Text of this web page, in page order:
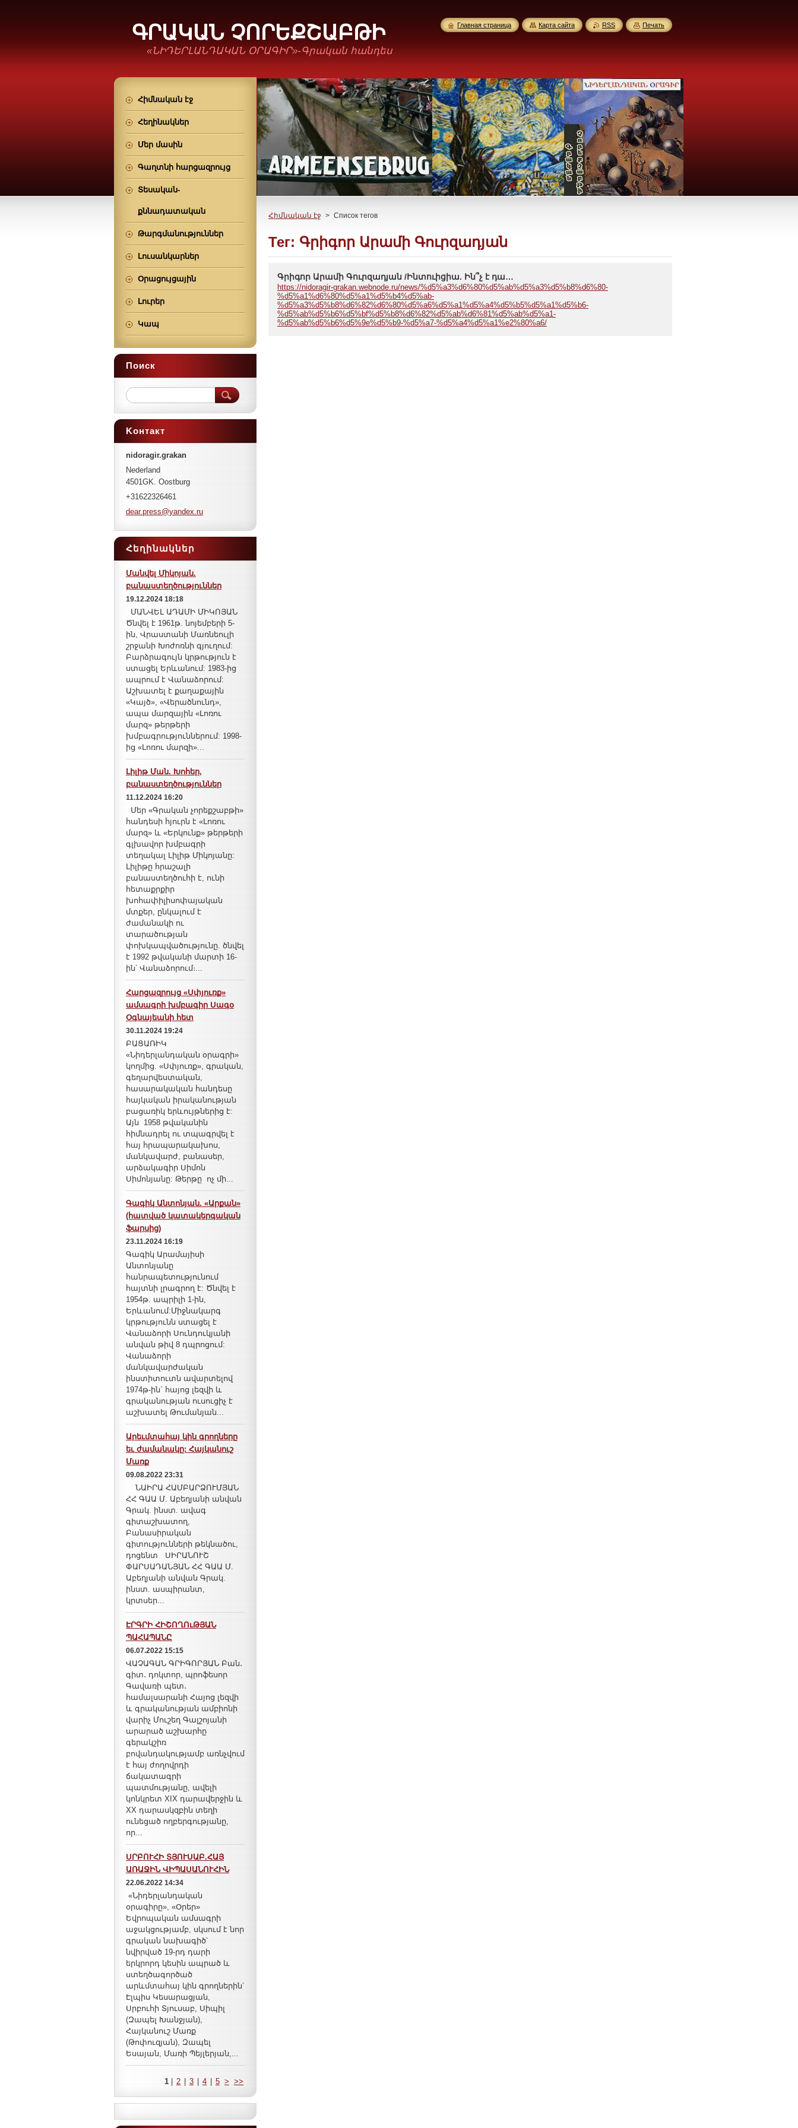
ԳՐԱԿԱՆ ՉՈՐԵՔՇԱԲԹԻ
«ՆԻԴԵՐԼԱՆԴԱԿԱՆ ՕՐԱԳԻՐ»-Գրական հանդես
Հիմնական էջ > Список тегов
Тег: Գրիգոր Արամի Գուրզադյան
Գրիգոր Արամի Գուրզադյան /Ինտուիցիա. Ին՞չ է դա…
https://nidoragir-grakan.webnode.ru/news/%d5%a3%d6%80%d5%ab%d5%a3%d5%b8%d6%80-
%d5%a1%d6%80%d5%a1%d5%b4%d5%ab-
%d5%a3%d5%b8%d6%82%d6%80%d5%a6%d5%a1%d5%a4%d5%b5%d5%a1%d5%b6-
%d5%ab%d5%b6%d5%bf%d5%b8%d6%82%d5%ab%d6%81%d5%ab%d5%a1-
%d5%ab%d5%b6%d5%9e%d5%b9-%d5%a7-%d5%a4%d5%a1%e2%80%a6/
Հիմնական էջ
Հեղինակներ
Մեր մասին
Գաղտնի հարցազրույց
Տեսական-
քննադատական
Թարգմանություններ
Լուսանկարներ
Օրացույցային
Լուրեր
Կապ
Поиск
Koнтакт
nidoragir.grakan
Nederland
4501GK. Oostburg
+31622326461
dear.press@yandex.ru
Հեղինակներ
Մանվել Միկոյան.
բանաստեղծություններ
19.12.2024 18:18
ՄԱՆՎԵԼ ԱԴԱՄԻ ՄԻԿՈՅԱՆ
Ծնվել է 1961թ. նոյեմբերի 5-
ին, Վրաստանի Մառնեուլի
շրջանի Խոժոռնի գյուղում:
Բարձրագույն կրթություն է
ստացել Երևանում: 1983-ից
ապրում է Վանաձորում:
Աշխատել է քաղաքային
«Կայծ», «Վերածնունդ»,
ապա մարզային «Լոռու
մարզ» թերթերի
խմբագրություններում: 1998-
ից «Լոռու մարզի»...
Լիլիթ Ման. Խոհեր,
բանաստեղծություններ
11.12.2024 16:20
Մեր «Գրական չորեքշաբթի»
հանդեսի հյուրն է «Լոռու
մարզ» և «Երկունք» թերթերի
գլխավոր խմբագրի
տեղակալ Լիլիթ Միկոյանը:
Լիլիթը հրաշալի
բանաստեղծուհի է, ունի
հետաքրքիր
խոհափիլիսոփայական
մտքեր, ընկալում է
ժամանակի ու
տարածության
փոխկապվածությունը. ծնվել
է 1992 թվականի մարտի 16-
ին՝ Վանաձորում։...
Հարցազրույց «Սփյուռք»
ամսագրի խմբագիր Սագօ
Օգնայեանի հետ
30.11.2024 19:24
ԲԱՑԱՌԻԿ
«Նիդերլանդական օրագրի»
կողմից. «Սփյուռք», գրական,
գեղարվեստական,
հասարակական հանդեսը
հայկական իրականության
բացառիկ երևույթներից է:
Այն 1958 թվականին
հիմնադրել ու տպագրվել է
հայ հրապարակախոս,
մանկավարժ, բանասեր,
արձակագիր Սիմոն
Սիմոնյանը: Թերթը ոչ մի...
Գագիկ Անտոնյան. «Արքան»
(հատված կատակերգական
ֆարսից)
23.11.2024 16:19
Գագիկ Արամայիսի
Անտոնյանը
հանրապետությունում
հայտնի լրագրող է: Ծնվել է
1954թ. ապրիլի 1-ին,
Երևանում:Միջնակարգ
կրթությունն ստացել է
Վանաձորի Սունդուկյանի
անվան թիվ 8 դպրոցում:
Վանաձորի
մանկավարժական
ինստիտուտն ավարտելով
1974թ-ին` հայոց լեզվի և
գրականության ուսուցիչ է
աշխատել Թումանյան...
Արեւմտահայ կին գրողները
եւ ժամանակը: Հայկանուշ
Մառք
09.08.2022 23:31
ՆԱԻՐԱ ՀԱՄԲԱՐՁՈՒՄՅԱՆ
ՀՀ ԳԱԱ Մ. Աբեղյանի անվան
Գրակ. ինստ. ավագ
գիտաշխատող,
Բանասիրական
գիտությունների թեկնածու,
դոցենտ ՍԻՐԱՆՈՒՇ
ՓԱՐՍԱԴԱՆՅԱՆ ՀՀ ԳԱԱ Մ.
Աբեղյանի անվան Գրակ.
ինստ. ասպիրանտ,
կրտսեր...
ԷՐԳՐԻ ՀԻՇՈՂՈւԹՅԱՆ
ՊԱՀԱՊԱՆԸ
06.07.2022 15:15
ՎԱՉԱԳԱՆ ԳՐԻԳՈՐՅԱՆ Բան․
գիտ․ դոկտոր, պրոֆեսոր
Գավառի պետ․
համալսարանի Հայոց լեզվի
և գրականության ամբիոնի
վարիչ Մուշեղ Գալշոյանի
արարած աշխարհը
գերակշիռ
բովանդակությամբ առնչվում
է հայ ժողովրդի
ճակատագրի
պատմությանը, ավելի
կոնկրետ XIX դարավերջին և
XX դարասկզբին տեղի
ունեցած ողբերգությանը,
որ...
ՍՐԲՈՒՀԻ ՏՅՈՒՍԱԲ.ՀԱՅ
ԱՌԱՋԻՆ ՎԻՊԱՍԱՆՈՒՀԻՆ
22.06.2022 14:34
«Նիդերլանդական
օրագիրը», «Օրեր»
Եվրոպական ամսագրի
աջակցությամբ, սկսում է նոր
գրական նախագիծ՝
նվիրված 19-րդ դարի
երկրորդ կեսին ապրած և
ստեղծագործած
արևմտահայ կին գրողներին՝
Էլպիս Կեսարացյան,
Սրբուհի Տյուսաբ, Սիպիլ
(Զապել Խանջյան),
Հայկանուշ Մառք
(Թոփուզյան), Զապել
Եսայան, Մառի Պեյլերյան,...
1 2 3 4 5 > >>
Главная страница Карта сайта RSS Печать